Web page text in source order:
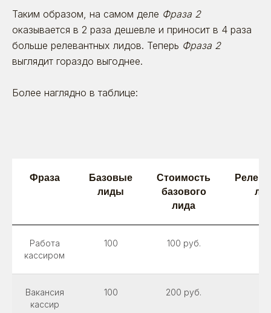
Таким образом, на самом деле Фраза 2
оказывается в 2 раза дешевле и приносит в 4 раза
больше релевантных лидов. Теперь Фраза 2
выглядит гораздо выгоднее.
Более наглядно в таблице:
Фраза
Базовые
лиды
Стоимость
базового
лида
Работа
кассиром
100 100 руб.
Вакансия
кассир
100 200 руб.